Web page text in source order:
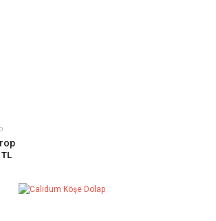
TL